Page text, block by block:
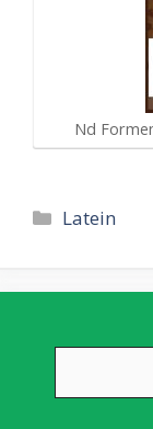
Nd
Kategorien
Latein